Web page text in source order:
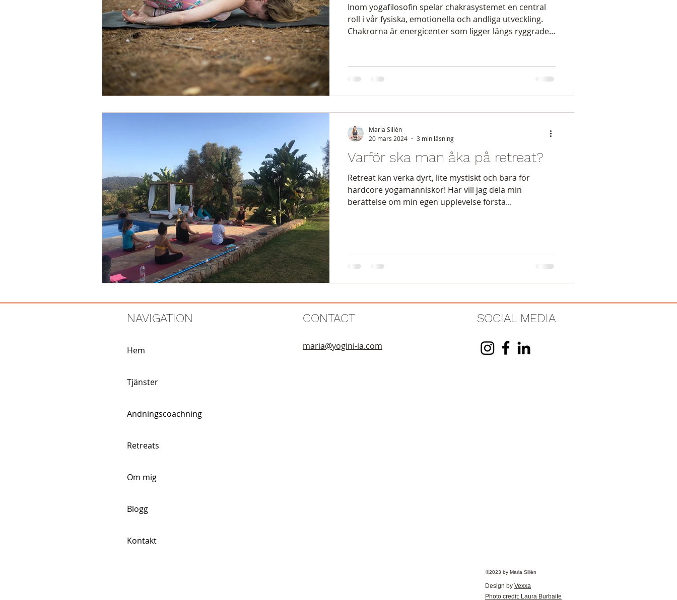
Inom yogafilosofin spelar chakrasystemet en central
roll i vår fysiska, emotionella och andliga utveckling.
Chakrorna är energicenter som ligger längs ryggraden
kan vi främja självutveckling, både på ett djupare
medvetandeplan och i våra dagliga liv. När jag började
på skrämmande. Ge
Varför ska man åka på retreat?
Retreat kan verka dyrt, lite mystiskt och bara för
hardcore yogamänniskor! Här vill jag dela min
berättelse om min egen upplevelse första...
Maria Sillén
20 mars 2024
3 min läsning
NAVIGATION
Hem
Tjänster
Andningscoachning
Retreats
Om mig
Blogg
Kontakt
CONTACT
maria@yogini-ia.com
SOCIAL MEDIA
©2023 by Maria Sillén
Design by Vexxa
Photo credit: Laura Burbaite